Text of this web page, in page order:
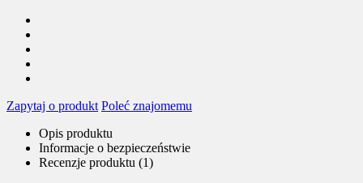
Zapytaj o produkt Poleć znajomemu
Opis produktu
Informacje o bezpieczeństwie
Recenzje produktu (1)